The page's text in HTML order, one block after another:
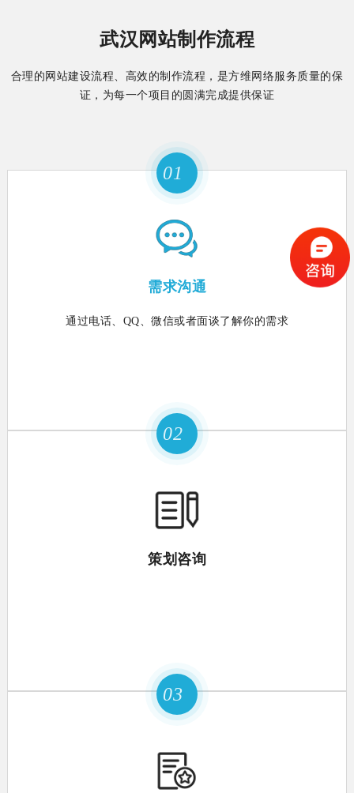
武汉网站制作流程
合理的网站建设流程、高效的制作流程，是方维网络服务质量的保
证，为每一个项目的圆满完成提供保证
01
需求沟通
通过电话、QQ、微信或者面谈了解你的需求
02
策划咨询
03